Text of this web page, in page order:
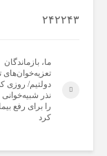
۲۴۲۲۴۳
ما، بازماندگان
تعزیه‌خوان‌های
دولتیم/ روزی
نذر
را برای رفع
کرد